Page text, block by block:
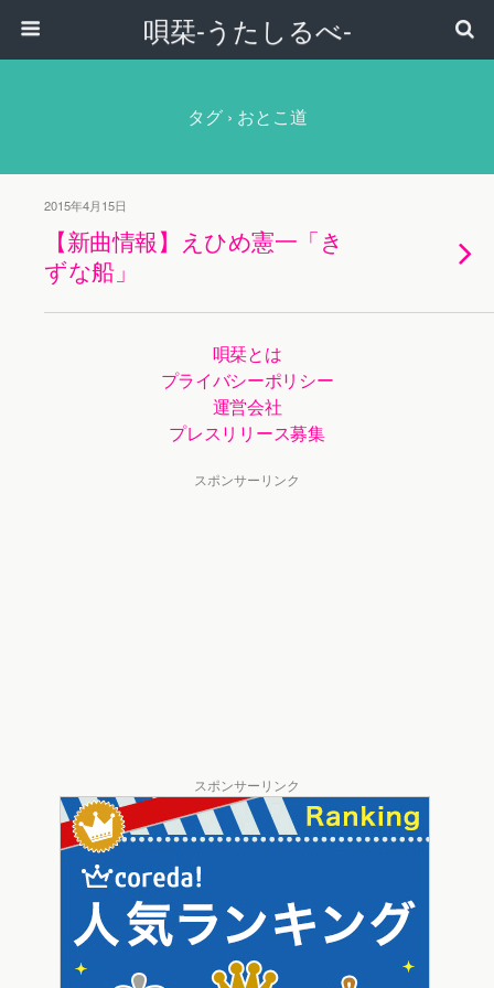
唄栞-うたしるべ-
タグ › おとこ道
2015年4月15日
【新曲情報】えひめ憲一「き
ずな船」
唄栞とは
プライバシーポリシー
運営会社
プレスリリース募集
スポンサーリンク
スポンサーリンク